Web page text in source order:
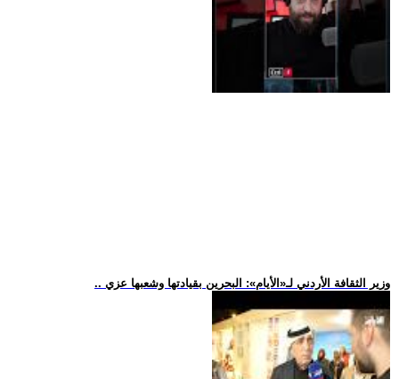
.. وزير الثقافة الأردني لـ«الأيام»: البحرين بقيادتها وشعبها عزي